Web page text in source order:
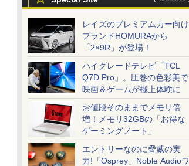
レイズのプレミアムカー向け
ブランドHOMURAから
「2×9R」が登場！
ハイグレードテレビ「TCL
Q7D Pro」。圧巻の色彩美で
映画＆ゲームが極上体験に
お値段そのままでメモリ倍
増！メモリ32GBの「お得な
ゲーミングノート」
エントリーなのに脅威の実
力!「Osprey」Noble Audioワ